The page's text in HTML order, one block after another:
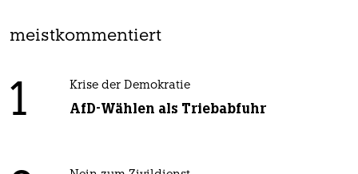
meistkommentiert
1 Krise der Demokratie
AfD-Wählen als Triebabfuhr